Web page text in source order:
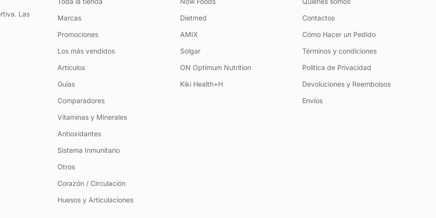
Las
Marcas
Promociones
Los más vendidos
Artículos
Guías
Comparadores
Vitaminas y Minerales
Antioxidantes
Sistema Inmunitario
Otros
Corazón / Circulación
Huesos y Articulaciones
Dietmed
AMIX
Solgar
ON Optimum Nutrition
Kiki Health+H
Contactos
Cómo Hacer un Pedido
Términos y condiciones
Política de Privacidad
Devoluciones y Reembolsos
Envíos